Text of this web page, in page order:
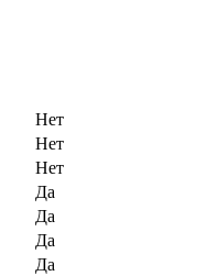
Нет
Нет
Нет
Да
Да
Да
Да